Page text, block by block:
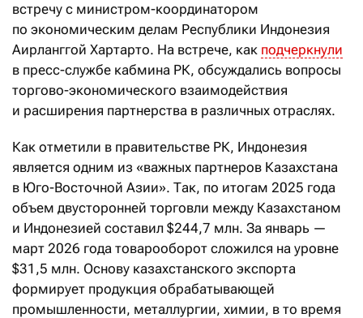
встречу с министром-координатором
по экономическим делам Республики Индонезия
Аирланггой Хартарто. На встрече, как подчеркнули
в пресс-службе кабмина РК, обсуждались вопросы
торгово-экономического взаимодействия
и расширения партнерства в различных отраслях.
Как отметили в правительстве РК, Индонезия
является одним из «важных партнеров Казахстана
в Юго-Восточной Азии». Так, по итогам 2025 года
объем двусторонней торговли между Казахстаном
и Индонезией составил $244,7 млн. За январь —
март 2026 года товарооборот сложился на уровне
$31,5 млн. Основу казахстанского экспорта
формирует продукция обрабатывающей
промышленности, металлургии, химии, в то время